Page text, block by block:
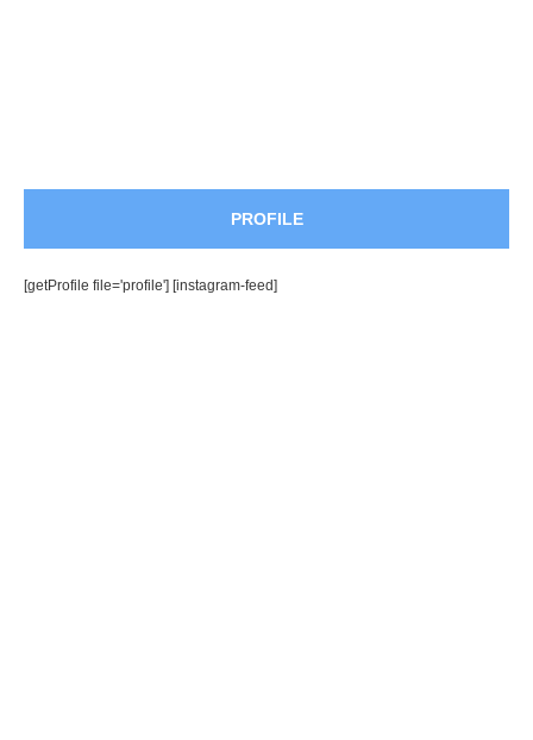
PROFILE
[getProfile file='profile'] [instagram-feed]